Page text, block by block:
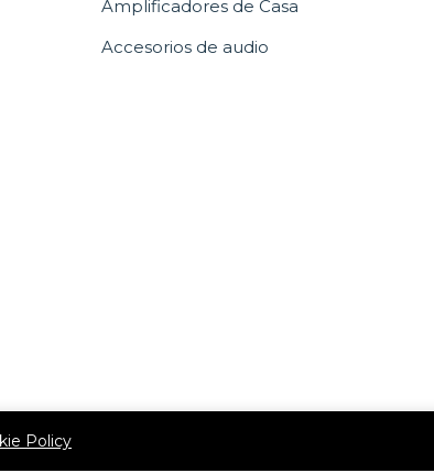
Amplificadores de Casa
Accesorios de audio
Policy